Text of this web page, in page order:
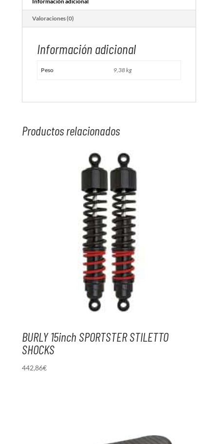
Valoraciones (0)
Información adicional
Peso 9,38 kg
Productos relacionados
BURLY 15inch SPORTSTER STILETTO
SHOCKS
442,86€